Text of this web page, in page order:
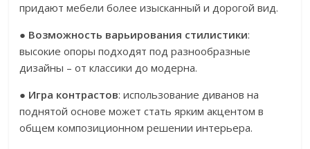
придают мебели более изысканный и дорогой вид.
● Возможность варьирования стилистики:
высокие опоры подходят под разнообразные
дизайны – от классики до модерна.
● Игра контрастов: использование диванов на
поднятой основе может стать ярким акцентом в
общем композиционном решении интерьера.